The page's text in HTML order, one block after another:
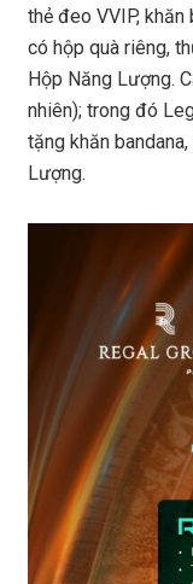
thẻ đeo VVIP,
có hộp quà riêng,
Hộp Năng Lượng.
nhiên); trong đó
tặng khăn
Lượng.